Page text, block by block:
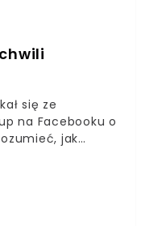
się ze
na Facebooku o
jak